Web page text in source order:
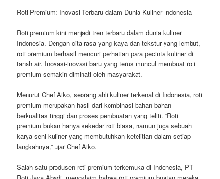
Roti Premium: Inovasi Terbaru dalam Dunia Kuliner Indonesia
Roti premium kini menjadi tren terbaru dalam dunia kuliner
Indonesia. Dengan cita rasa yang kaya dan tekstur yang lembut,
roti premium berhasil mencuri perhatian para pecinta kuliner di
tanah air. Inovasi-inovasi baru yang terus muncul membuat roti
premium semakin diminati oleh masyarakat.
Menurut Chef Aiko, seorang ahli kuliner terkenal di Indonesia, roti
premium merupakan hasil dari kombinasi bahan-bahan
berkualitas tinggi dan proses pembuatan yang teliti. “Roti
premium bukan hanya sekedar roti biasa, namun juga sebuah
karya seni kuliner yang membutuhkan ketelitian dalam setiap
langkahnya,” ujar Chef Aiko.
Salah satu produsen roti premium terkemuka di Indonesia, PT